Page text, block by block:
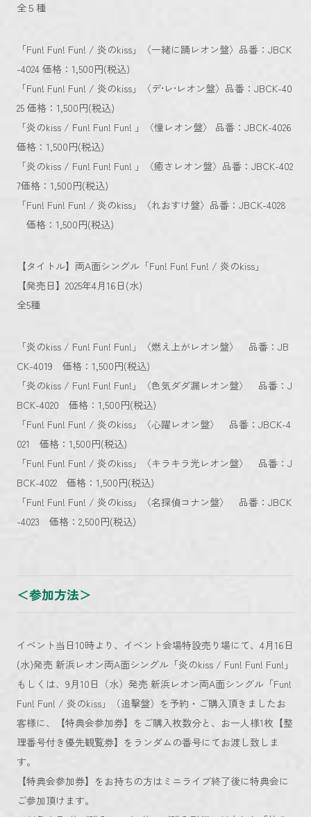
全５種
「Fun! Fun! Fun! / 炎のkiss」〈一緒に踊レオン盤〉品番：JBCK
-4024 価格：1,500円(税込)
「Fun! Fun! Fun! / 炎のkiss」〈デ•レ•レオン盤〉品番：JBCK-40
25 価格：1,500円(税込)
「炎のkiss / Fun! Fun! Fun! 」〈憧レオン盤〉 品番：JBCK-4026
価格：1,500円(税込)
「炎のkiss / Fun! Fun! Fun! 」〈癒さレオン盤〉品番：JBCK-402
7価格：1,500円(税込)
「Fun! Fun! Fun! / 炎のkiss」〈れおすけ盤〉品番：JBCK-4028
価格：1,500円(税込)
【タイトル】両A面シングル「Fun! Fun! Fun! / 炎のkiss」
【発売日】2025年4月16日(水)
全5種
「炎のkiss / Fun! Fun! Fun!」〈燃え上がレオン盤〉 品番：JB
CK-4019 価格：1,500円(税込)
「炎のkiss / Fun! Fun! Fun!」〈色気ダダ漏レオン盤〉 品番：J
BCK-4020 価格：1,500円(税込)
「Fun! Fun! Fun! / 炎のkiss」〈心躍レオン盤〉 品番：JBCK-4
021 価格：1,500円(税込)
「Fun! Fun! Fun! / 炎のkiss」〈キラキラ光レオン盤〉 品番：J
BCK-4022 価格：1,500円(税込)
「Fun! Fun! Fun! / 炎のkiss」〈名探偵コナン盤〉 品番：JBCK
-4023 価格：2,500円(税込)
＜参加方法＞
イベント当日10時より、イベント会場特設売り場にて、4月16日
(水)発売 新浜レオン両A面シングル「炎のkiss / Fun! Fun! Fun!」
もしくは、9月10日（水）発売 新浜レオン両A面シングル「Fun!
Fun! Fun! / 炎のkiss」（追撃盤）を予約・ご購入頂きましたお
客様に、【特典会参加券】をご購入枚数分と、お一人様1枚【整
理番号付き優先観覧券】をランダムの番号にてお渡し致しま
す。
【特典会参加券】をお持ちの方はミニライブ終了後に特典会に
ご参加頂けます。